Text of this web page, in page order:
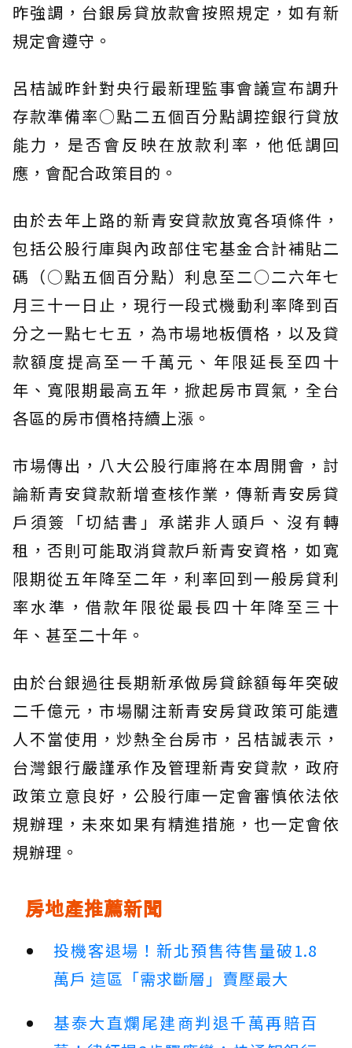
昨強調，台銀房貸放款會按照規定，如有新
規定會遵守。
呂桔誠昨針對央行最新理監事會議宣布調升
存款準備率○點二五個百分點調控銀行貸放
能力，是否會反映在放款利率，他低調回
應，會配合政策目的。
由於去年上路的新青安貸款放寬各項條件，
包括公股行庫與內政部住宅基金合計補貼二
碼（○點五個百分點）利息至二○二六年七
月三十一日止，現行一段式機動利率降到百
分之一點七七五，為市場地板價格，以及貸
款額度提高至一千萬元、年限延長至四十
年、寬限期最高五年，掀起房市買氣，全台
各區的房市價格持續上漲。
市場傳出，八大公股行庫將在本周開會，討
論新青安貸款新增查核作業，傳新青安房貸
戶須簽「切結書」承諾非人頭戶、沒有轉
租，否則可能取消貸款戶新青安資格，如寬
限期從五年降至二年，利率回到一般房貸利
率水準，借款年限從最長四十年降至三十
年、甚至二十年。
由於台銀過往長期新承做房貸餘額每年突破
二千億元，市場關注新青安房貸政策可能遭
人不當使用，炒熱全台房市，呂桔誠表示，
台灣銀行嚴謹承作及管理新青安貸款，政府
政策立意良好，公股行庫一定會審慎依法依
規辦理，未來如果有精進措施，也一定會依
規辦理。
房地產推薦新聞
投機客退場！新北預售待售量破1.8
萬戶 這區「需求斷層」賣壓最大
基泰大直爛尾建商判退千萬再賠百